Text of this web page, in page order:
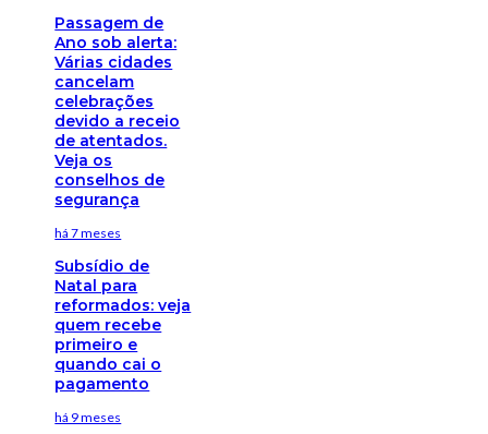
Passagem de
Ano sob alerta:
Várias cidades
cancelam
celebrações
devido a receio
de atentados.
Veja os
conselhos de
segurança
há 7 meses
Subsídio de
Natal para
reformados: veja
quem recebe
primeiro e
quando cai o
pagamento
há 9 meses